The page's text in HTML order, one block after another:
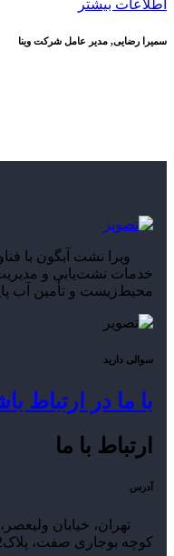
اطلاعات بیشتر
سمیرا رضایی, مدیر عامل شرکت وینا
ویرا نشت آبگون با
خدمات نشت‌یابی و
محیط‌زیست و تأمین آب
سوالی دارید
با ما در ارتباط
ارتباط با ما
آدرس
تهران، خیابان
کوچه بوجاری صفت، پلاک2، واحد 5